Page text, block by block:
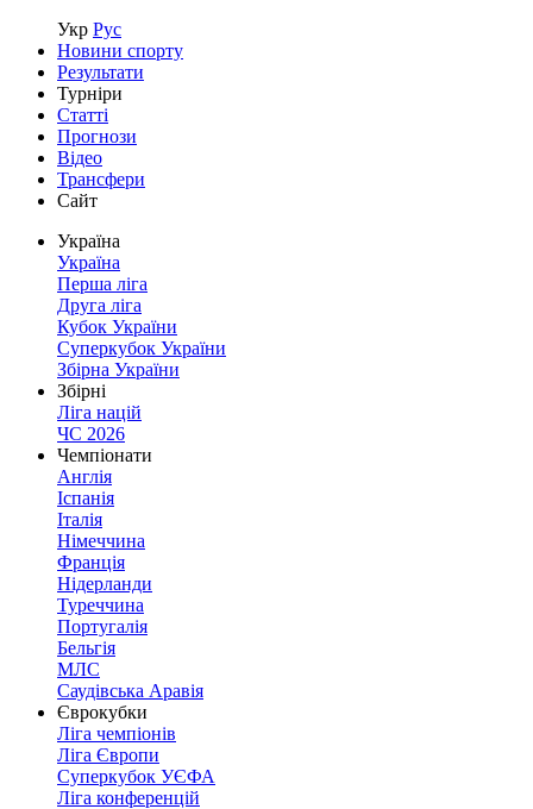
Укр Рус
Новини спорту
Результати
Турніри
Статті
Прогнози
Відео
Трансфери
Сайт
Україна
Україна
Перша ліга
Друга ліга
Кубок України
Суперкубок України
Збірна України
Збірні
Ліга націй
ЧС 2026
Чемпіонати
Англія
Іспанія
Італія
Німеччина
Франція
Нідерланди
Туреччина
Португалія
Бельгія
МЛС
Саудівська Аравія
Єврокубки
Ліга чемпіонів
Ліга Європи
Суперкубок УЄФА
Ліга конференцій